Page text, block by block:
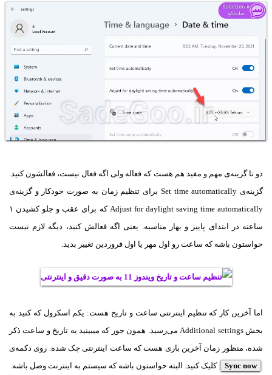
دو تا گزینه‌ی مهم و مفید هم هست که فعاله ولی اگه فعال نیست، فعالشون کنید.
گزینه‌ی Set time automatically برای تنظیم زمان به صورت خودکار و گزینه‌ی
Adjust for daylight saving time automatically که برای عقب و جلو کشیدن ۱
ساعته در ابتدای پاییز و بهار مناسبه. یعنی اگه فعالش کنید، دیگه لازم نیست
حواستون باشه که ساعت رو اول مهر یا اول فروردین تغییر بدید.
اما آخرین کار که تنظیم اینترنتی ساعت و تاریخ هست: یکم اسکرول که کنید به
بخش Additional settings می‌رسید. همون جور که میبینید یه تاریخ و ساعت ذکر
شده، منظور زمان آخرین باری هست که ساعت اینترنتی چک شده. روی دکمه‌ی
Sync now
کلیک کنید. البته حواستون باشه که سیستم به اینترنت وصل باشه.